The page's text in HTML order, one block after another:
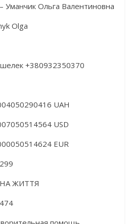
Уманчик Ольга Валентиновна
Olga
+380932350370
UAH
USD
EUR
ЖИТТЯ